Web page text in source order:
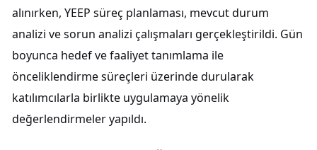
alınırken, YEEP süreç planlaması, mevcut durum
analizi ve sorun analizi çalışmaları gerçekleştirildi. Gün
boyunca hedef ve faaliyet tanımlama ile
önceliklendirme süreçleri üzerinde durularak
katılımcılarla birlikte uygulamaya yönelik
değerlendirmeler yapıldı.